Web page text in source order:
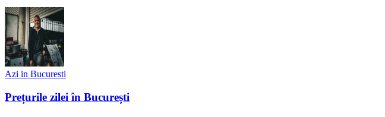
Azi in Bucuresti
Prețurile zilei în București